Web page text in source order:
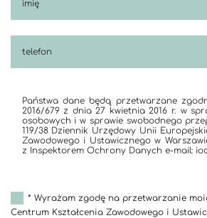
* Wyrażam zgodę na przetwarzanie
Centrum Kształcenia Zawodowego i